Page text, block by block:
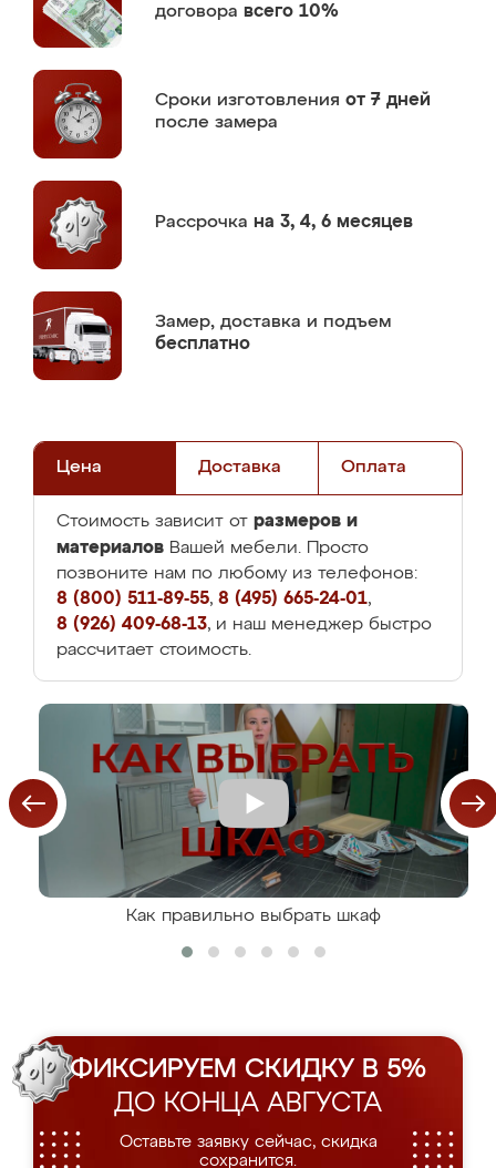
договора всего 10%
Сроки изготовления от 7 дней
после замера
Рассрочка на 3, 4, 6 месяцев
Замер, доставка и подъем
бесплатно
Цена Доставка Оплата
Стоимость зависит от размеров и
материалов Вашей мебели. Просто
позвоните нам по любому из телефонов:
8 (800) 511-89-55, 8 (495) 665-24-01,
8 (926) 409-68-13, и наш менеджер быстро
рассчитает стоимость.
Как правильно выбрать шкаф
ФИКСИРУЕМ СКИДКУ В 5%
ДО КОНЦА АВГУСТА
Оставьте заявку сейчас, скидка
сохранится.